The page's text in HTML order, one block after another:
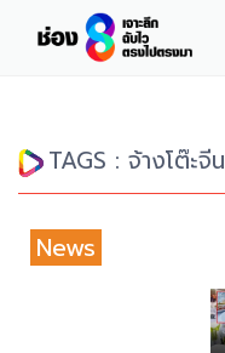
TAGS : จ้างโต๊ะจีน
News